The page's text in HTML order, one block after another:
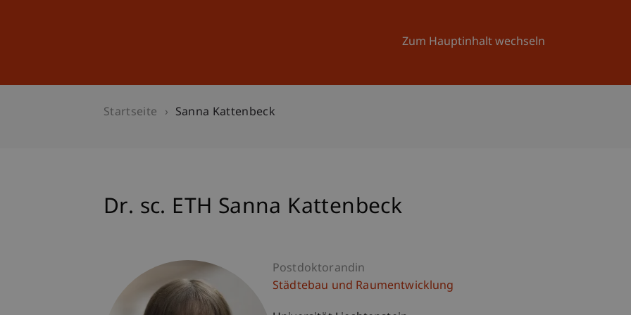
Zum Hauptinhalt wechseln
Universität Aktuelles
Startseite Sanna Kattenbeck
Dr. sc. ETH Sanna Kattenbeck
Postdoktorandin
Städtebau und Raumentwicklung